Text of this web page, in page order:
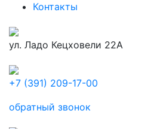
Контакты
ул. Ладо Кецховели 22А
+7 (391) 209-17-00
обратный звонок